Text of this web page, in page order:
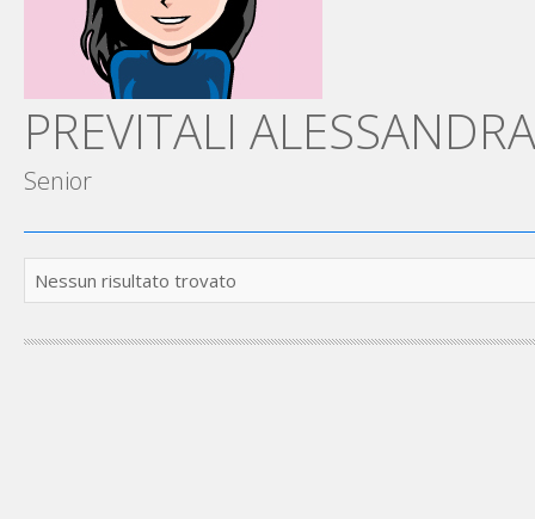
PREVITALI ALESSANDRA
Senior
Nessun risultato trovato